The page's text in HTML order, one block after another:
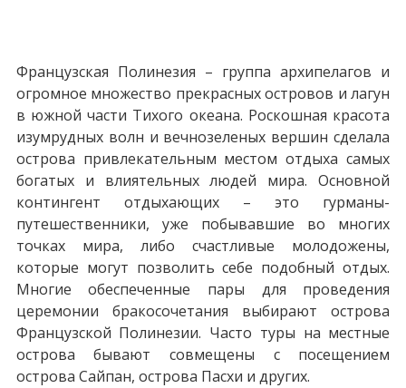
Французская Полинезия – группа архипелагов и
огромное множество прекрасных островов и лагун
в южной части Тихого океана. Роскошная красота
изумрудных волн и вечнозеленых вершин сделала
острова привлекательным местом отдыха самых
богатых и влиятельных людей мира. Основной
контингент отдыхающих – это гурманы-
путешественники, уже побывавшие во многих
точках мира, либо счастливые молодожены,
которые могут позволить себе подобный отдых.
Многие обеспеченные пары для проведения
церемонии бракосочетания выбирают острова
Французской Полинезии. Часто туры на местные
острова бывают совмещены с посещением
острова Сайпан, острова Пасхи и других.